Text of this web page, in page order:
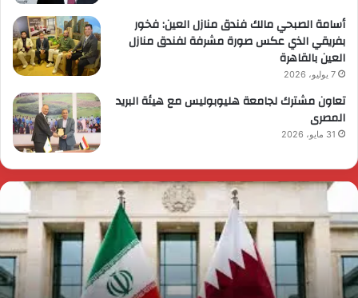
أسامة الصبحي مالك فندق منازل العين: فخور
بفريقي الذي عكس صورة مشرفة لفندق منازل
العين بالقاهرة
7 يوليو، 2026
تعاون مشترك لجامعة هليوبوليس مع هيئة البريد
المصرى
31 مايو، 2026
رئيس
يقرر
ضم
مايا
مرسي
وزيرة